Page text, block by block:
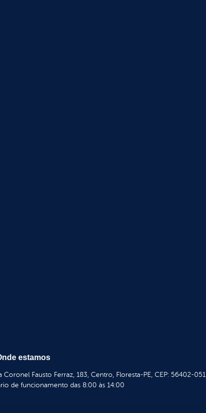
estamos
Coronel Fausto Ferraz, 183, Centro, Floresta-PE, CEP: 56402-051
de funcionamento das 8:00 às 14:00